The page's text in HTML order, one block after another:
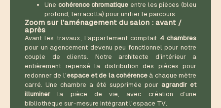
Une cohérence chromatique entre les pièces (bleu
profond, terracotta) pour unifier le parcours
Zoom sur l'aménagement du salon : avant /
après
Avant les travaux, l’appartement comptait 4 chambres
pour un agencement devenu peu fonctionnel pour notre
couple de clients. Notre architecte d’intérieur a
entièrement repensé la distribution des pièces pour
redonner de l’espace et de la cohérence à chaque mètre
carré. Une chambre a été supprimée pour agrandir et
illuminer la pièce de vie, avec création d’une
bibliothèque sur-mesure intégrant l’espace TV.